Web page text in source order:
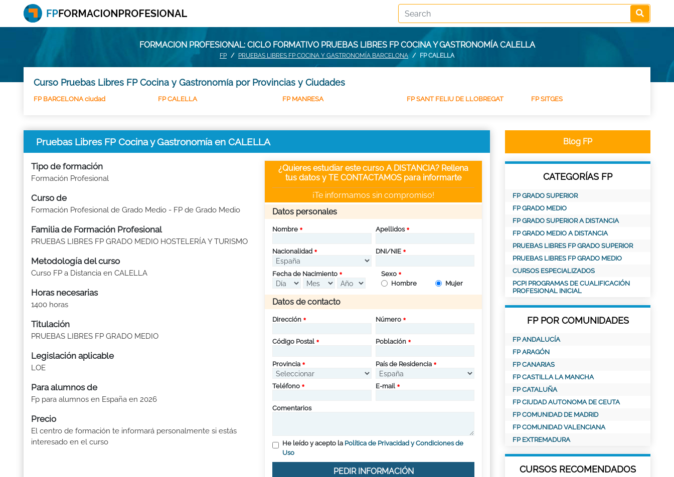
FORMACION PROFESIONAL: CICLO FORMATIVO PRUEBAS LIBRES FP COCINA Y GASTRONOMÍA CALELLA
FP PRUEBAS LIBRES FP COCINA Y GASTRONOMÍA BARCELONA FP CALELLA
Curso Pruebas Libres FP Cocina y Gastronomía por Provincias y Ciudades
FP BARCELONA ciudad FP CALELLA FP MANRESA FP SANT FELIU DE LLOBREGAT FP SITGES
Pruebas Libres FP Cocina y Gastronomía en CALELLA
Tipo de formación
Formación Profesional
Curso de
Formación Profesional de Grado Medio - FP de Grado Medio
Familia de Formación Profesional
PRUEBAS LIBRES FP GRADO MEDIO HOSTELERÍA Y TURISMO
Metodología del curso
Curso FP a Distancia en CALELLA
Horas necesarias
1400 horas
Titulación
PRUEBAS LIBRES FP GRADO MEDIO
Legislación aplicable
LOE
Para alumnos de
Fp para alumnos en España en 2026
Precio
El centro de formación te informará personalmente si estás
interesado en el curso
¿Quieres estudiar este curso A DISTANCIA? Rellena
tus datos y TE CONTACTAMOS para informarte
¡Te informamos sin compromiso!
Datos personales
Nombre Apellidos
Nacionalidad DNI/NIE
Fecha de Nacimiento
Sexo
Hombre
Mujer
Datos de contacto
Dirección Número
Código Postal Población
Provincia País de Residencia
Teléfono E-mail
Comentarios
He leído y acepto la Política de Privacidad y Condiciones de
Uso
PEDIR INFORMACIÓN
Blog FP
CATEGORÍAS FP
FP GRADO SUPERIOR
FP GRADO MEDIO
FP GRADO SUPERIOR A DISTANCIA
FP GRADO MEDIO A DISTANCIA
PRUEBAS LIBRES FP GRADO SUPERIOR
PRUEBAS LIBRES FP GRADO MEDIO
CURSOS ESPECIALIZADOS
PCPI PROGRAMAS DE CUALIFICACIÓN
PROFESIONAL INICIAL
FP POR COMUNIDADES
FP ANDALUCÍA
FP ARAGÓN
FP CANARIAS
FP CASTILLA LA MANCHA
FP CATALUÑA
FP CIUDAD AUTONOMA DE CEUTA
FP COMUNIDAD DE MADRID
FP COMUNIDAD VALENCIANA
FP EXTREMADURA
CURSOS RECOMENDADOS